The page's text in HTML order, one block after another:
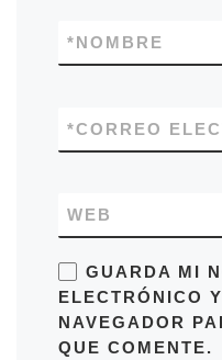
NOMBRE
*
CORREO
*
WEB
GUARDA MI
ELECTRÓNICO
NAVEGADOR
QUE COMENTE.